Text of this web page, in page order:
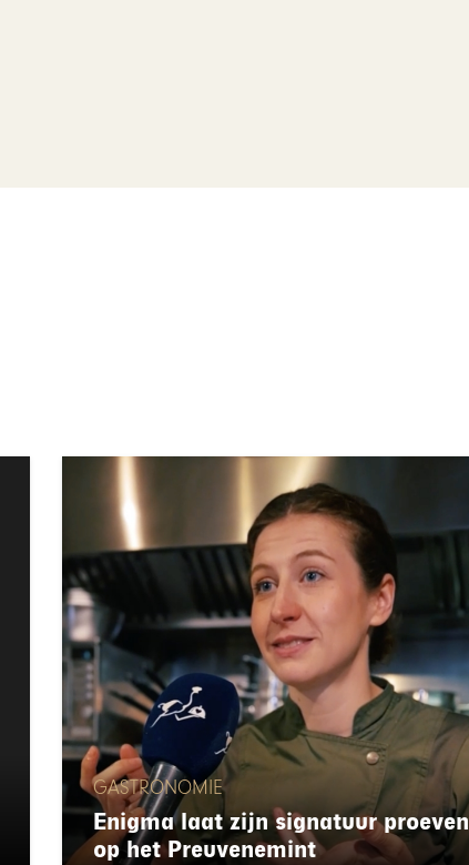
GASTRONOMIE
Enigma laat zijn signatuur proeven
op het Preuvenemint